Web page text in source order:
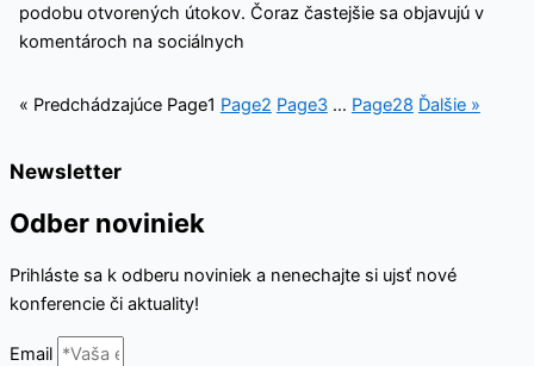
podobu otvorených útokov. Čoraz častejšie sa objavujú v
komentároch na sociálnych
« Predchádzajúce Page1 Page2 Page3 … Page28 Ďalšie »
Newsletter
Odber noviniek
Prihláste sa k odberu noviniek a nenechajte si ujsť nové
konferencie či aktuality!
Email